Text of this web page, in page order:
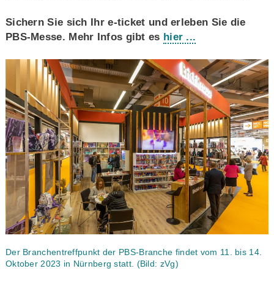
Sichern Sie sich Ihr e-ticket und erleben Sie die
PBS-Messe. Mehr Infos gibt es hier ...
Der Branchentreffpunkt der PBS-Branche findet vom 11. bis 14.
Oktober 2023 in Nürnberg statt. (Bild: zVg)